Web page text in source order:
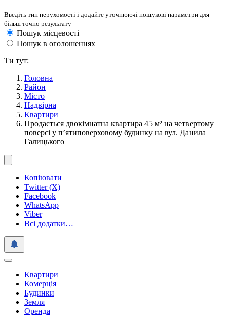
Введіть тип нерухомості і додайте уточнюючі пошукові параметри для
більш точно результату
Пошук місцевості
Пошук в оголошеннях
Ти тут:
Головна
Район
Місто
Надвірна
Квартири
Продається двокімнатна квартира 45 м² на четвертому
поверсі у п’ятиповерховому будинку на вул. Данила
Галицького
Копіювати
Twitter (X)
Facebook
WhatsApp
Viber
Всі додатки…
Квартири
Комерція
Будинки
Земля
Оренда